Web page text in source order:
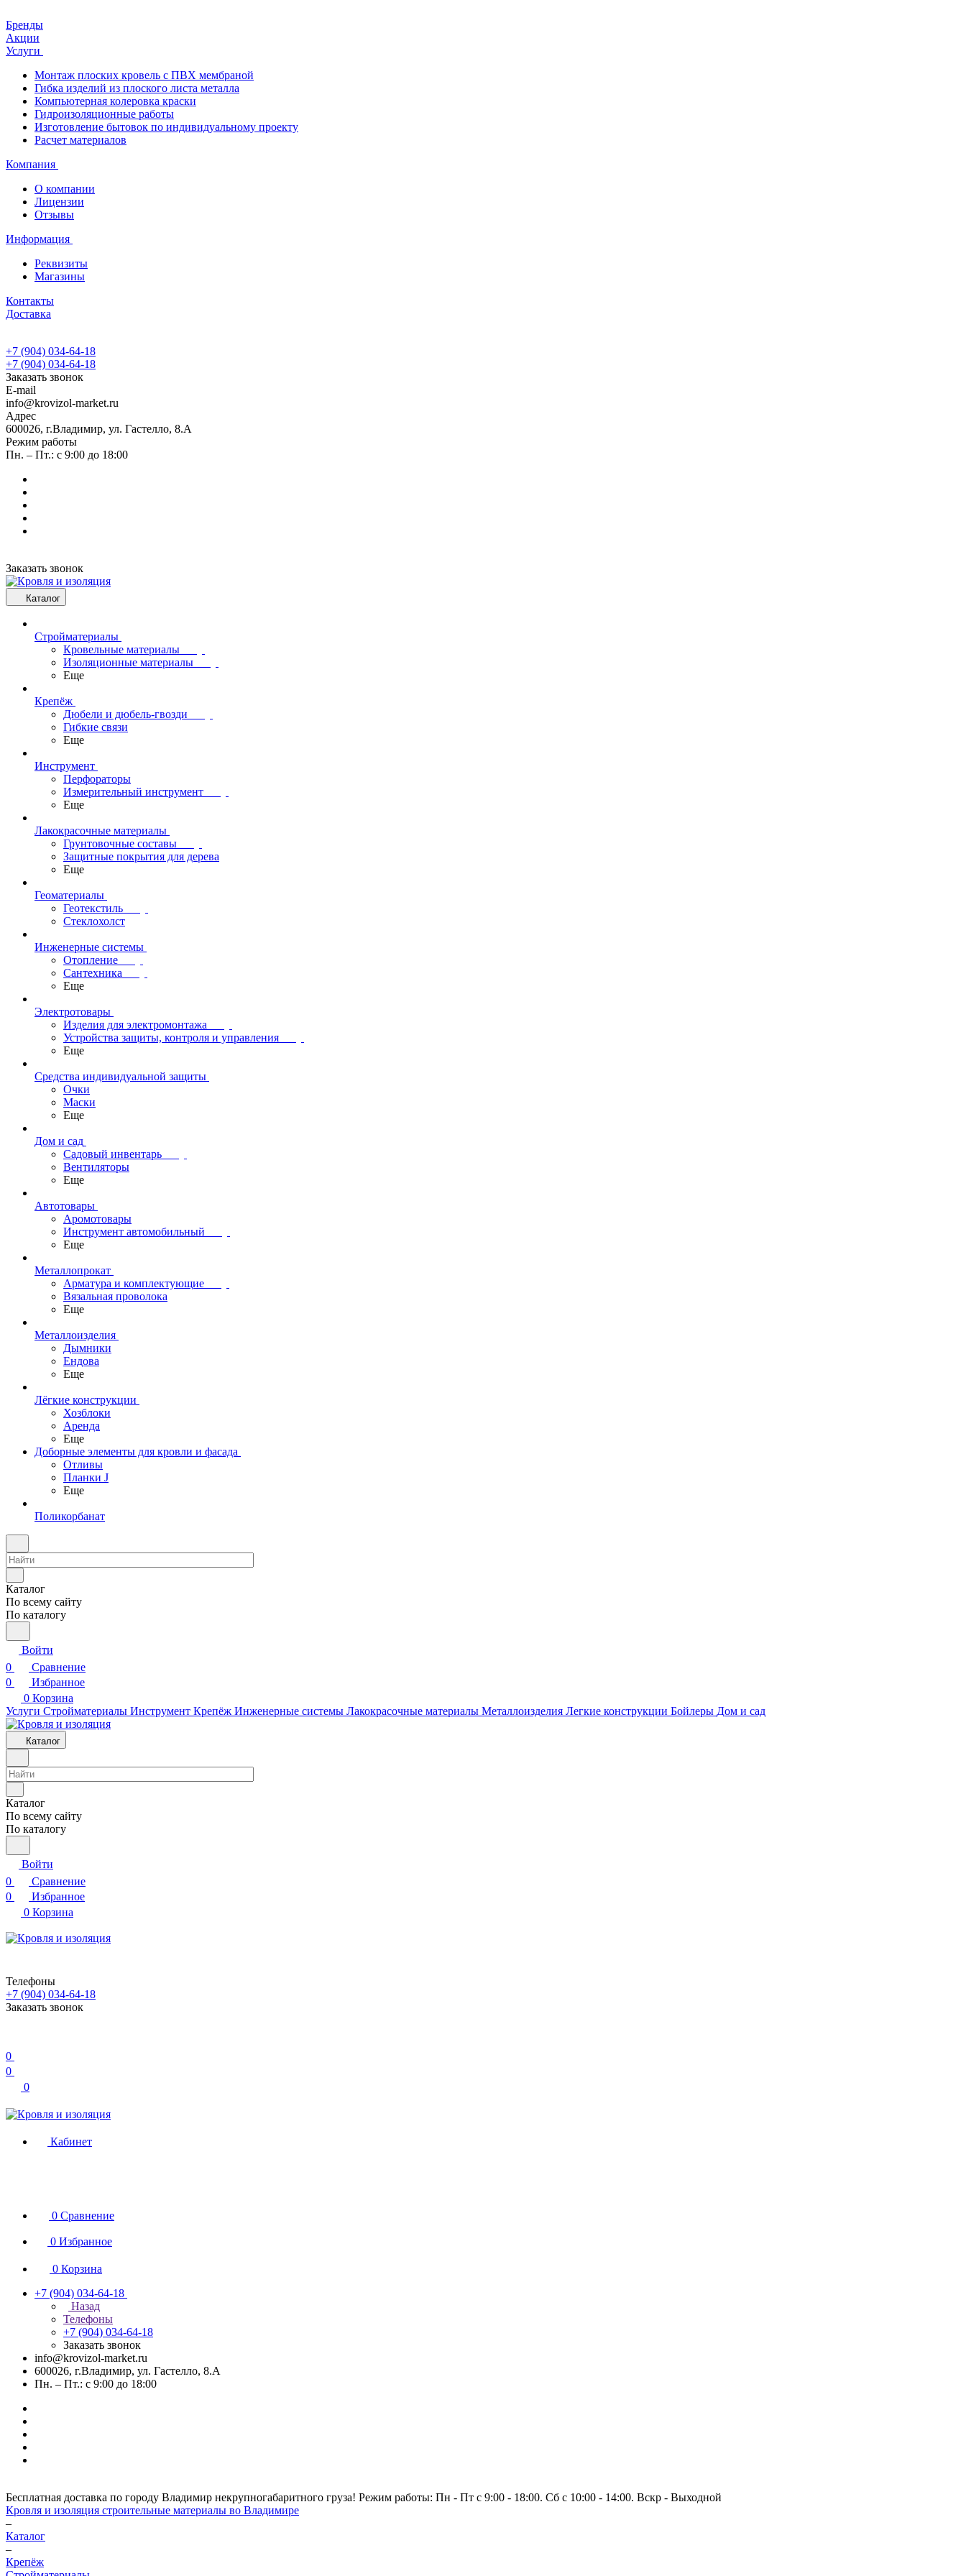
Бренды
Акции
Услуги
Монтаж плоских кровель с ПВХ мембраной
Гибка изделий из плоского листа металла
Компьютерная колеровка краски
Гидроизоляционные работы
Изготовление бытовок по индивидуальному проекту
Расчет материалов
Компания
О компании
Лицензии
Отзывы
Информация
Реквизиты
Магазины
Контакты
Доставка
+7 (904) 034-64-18
+7 (904) 034-64-18
Заказать звонок
E-mail
info@krovizol-market.ru
Адрес
600026, г.Владимир, ул. Гастелло, 8.А
Режим работы
Пн. – Пт.: с 9:00 до 18:00
Заказать звонок
Каталог
Стройматериалы
Кровельные материалы
Изоляционные материалы
Еще
Крепёж
Дюбели и дюбель-гвозди
Гибкие связи
Еще
Инструмент
Перфораторы
Измерительный инструмент
Еще
Лакокрасочные материалы
Грунтовочные составы
Защитные покрытия для дерева
Еще
Геоматериалы
Геотекстиль
Стеклохолст
Инженерные системы
Отопление
Сантехника
Еще
Электротовары
Изделия для электромонтажа
Устройства защиты, контроля и управления
Еще
Средства индивидуальной защиты
Очки
Маски
Еще
Дом и сад
Садовый инвентарь
Вентиляторы
Еще
Автотовары
Аромотовары
Инструмент автомобильный
Еще
Металлопрокат
Арматура и комплектующие
Вязальная проволока
Еще
Металлоизделия
Дымники
Ендова
Еще
Лёгкие конструкции
Хозблоки
Аренда
Еще
Доборные элементы для кровли и фасада
Отливы
Планки J
Еще
Поликорбанат
Каталог
По всему сайту
По каталогу
Войти
0
Сравнение
0
Избранное
0 Корзина
Услуги Стройматериалы Инструмент Крепёж Инженерные системы Лакокрасочные материалы Металлоизделия Легкие конструкции Бойлеры Дом и сад
Каталог
Каталог
По всему сайту
По каталогу
Войти
0
Сравнение
0
Избранное
0 Корзина
Телефоны
+7 (904) 034-64-18
Заказать звонок
0
0
0
Кабинет
0 Сравнение
0 Избранное
0 Корзина
+7 (904) 034-64-18
Назад
Телефоны
+7 (904) 034-64-18
Заказать звонок
info@krovizol-market.ru
600026, г.Владимир, ул. Гастелло, 8.А
Пн. – Пт.: с 9:00 до 18:00
Бесплатная доставка по городу Владимир некрупногабаритного груза! Режим работы: Пн - Пт с 9:00 - 18:00. Сб с 10:00 - 14:00. Вскр - Выходной
Кровля и изоляция строительные материалы во Владимире
–
Каталог
–
Крепёж